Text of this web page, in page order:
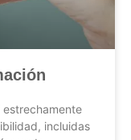
incluidas